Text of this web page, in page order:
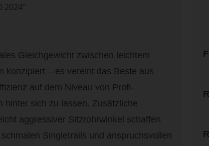
2024"
Gleichgewicht zwischen leichtem
konzipiert – es vereint das Beste aus
auf dem Niveau von Profi-
hinter sich zu lassen. Zusätzliche
aggressiver Sitzrohrwinkel schaffen
Singletrails und anspruchsvollen